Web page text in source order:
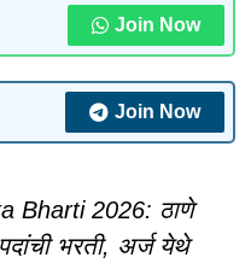
Join Now
Join Now
Bharti 2026: ठाणे
भरती, अर्ज येथे